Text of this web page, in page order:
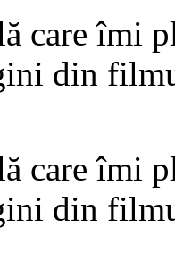
care îmi
din
care îmi
din